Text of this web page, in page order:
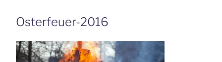
Osterfeuer-2016